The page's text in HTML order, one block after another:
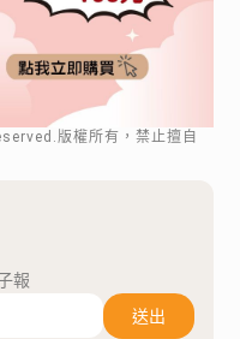
版權所有，禁止擅自
報
送出